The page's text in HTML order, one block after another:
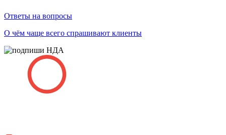
Ответы на вопросы
О чём чаще всего спрашивают клиенты